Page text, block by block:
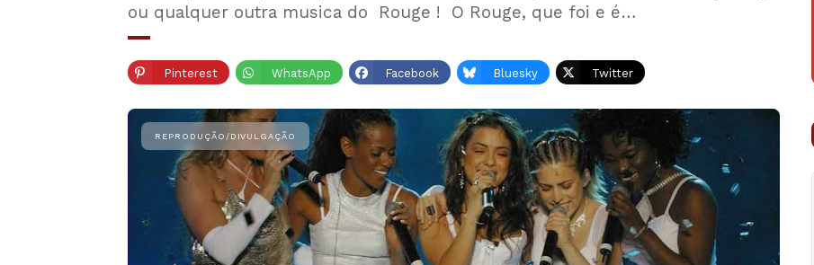
ou qualquer outra musica do Rouge ! O Rouge, que foi e é…
Pinterest WhatsApp Facebook Bluesky Twitter